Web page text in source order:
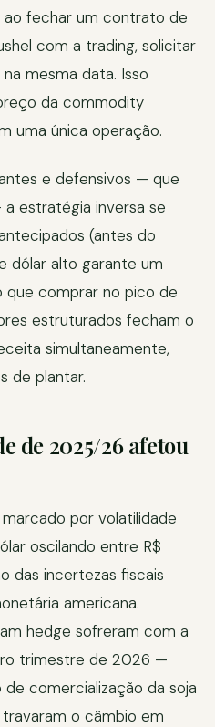
fechar um contrato de
com a trading, solicitar
mesma data. Isso
da commodity
uma única operação.
e defensivos — que
estratégia inversa se
(antes do
dólar alto garante um
comprar no pico de
estruturados fecham o
simultaneamente,
de plantar.
de 2025/26 afetou
por volatilidade
oscilando entre R$
das incertezas fiscais
americana.
hedge sofreram com a
trimestre de 2026 —
comercialização da soja
o câmbio em